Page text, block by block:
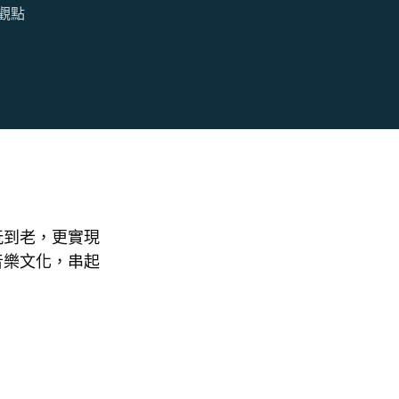
點
老，更實現
文化，串起